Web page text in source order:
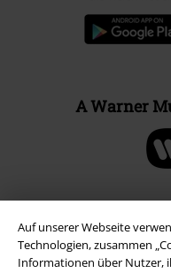
Auf unserer Webseite
Technologien, zusammen
Informationen über Nutzer,
A Warner